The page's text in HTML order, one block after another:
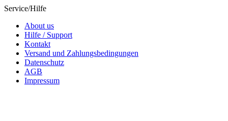
Service/Hilfe
About us
Hilfe / Support
Kontakt
Versand und Zahlungsbedingungen
Datenschutz
AGB
Impressum